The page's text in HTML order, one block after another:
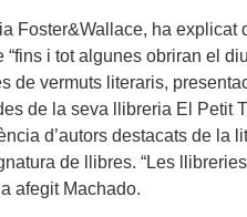
Foster&Wallace, ha
i tot algunes obriran el
de vermuts literaris,
de la seva llibreria El Petit
d’autors destacats de la
de llibres. “Les
afegit Machado.